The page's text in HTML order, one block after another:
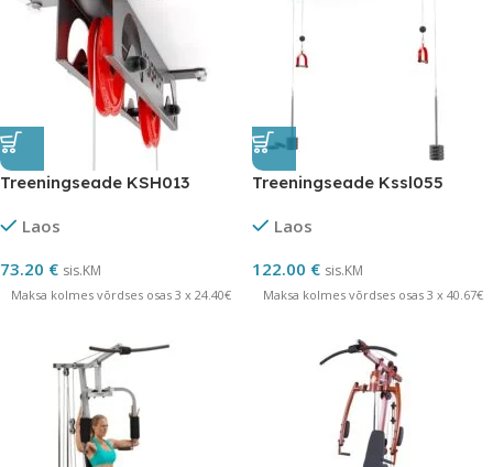
Treeningseade KSH013
Laos
73.20 € sis.KM
Maksa kolmes võrdses osas 3 x 24.40€
Treeningseade Kssl055
Laos
122.00 € sis.KM
Maksa kolmes võrdses osas 3 x 40.67€